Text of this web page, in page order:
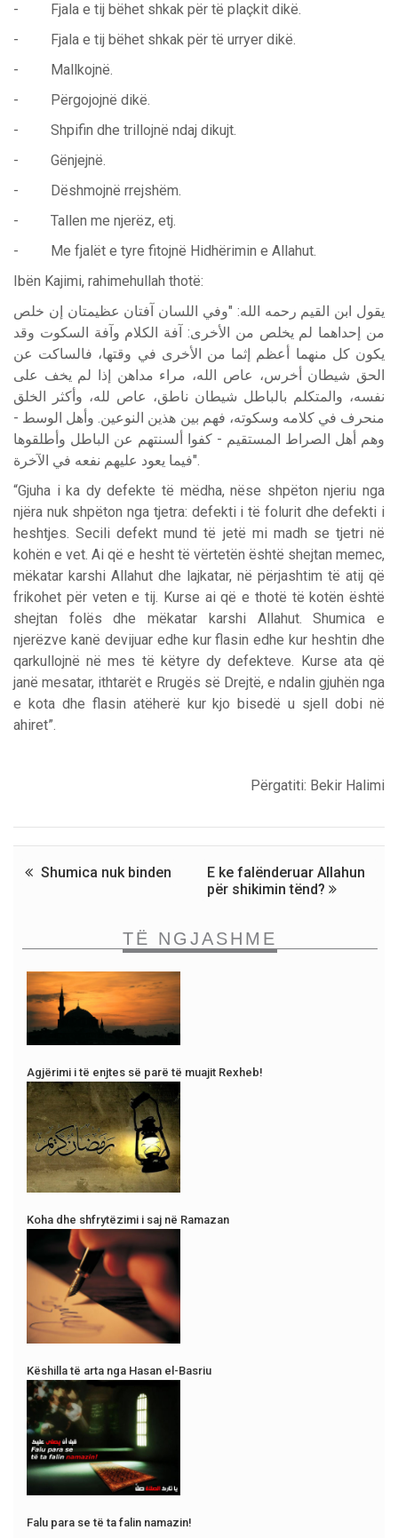
- Fjala e tij bëhet shkak për të plaçkit dikë.
- Fjala e tij bëhet shkak për të urryer dikë.
- Mallkojnë.
- Përgojojnë dikë.
- Shpifin dhe trillojnë ndaj dikujt.
- Gënjejnë.
- Dëshmojnë rrejshëm.
- Tallen me njerëz, etj.
- Me fjalët e tyre fitojnë Hidhërimin e Allahut.
Ibën Kajimi, rahimehullah thotë:
يقول ابن القيم رحمه الله: "وفي اللسان آفتان عظيمتان إن خلص
من إحداهما لم يخلص من الأخرى: آفة الكلام وآفة السكوت وقد
يكون كل منهما أعظم إثما من الأخرى في وقتها، فالساكت عن
الحق شيطان أخرس، عاص الله، مراء مداهن إذا لم يخف على
نفسه، والمتكلم بالباطل شيطان ناطق، عاص لله، وأكثر الخلق
منحرف في كلامه وسكوته، فهم بين هذين النوعين. وأهل الوسط -
وهم أهل الصراط المستقيم - كفوا ألسنتهم عن الباطل وأطلقوها
فيما يعود عليهم نفعه في الآخرة".
“Gjuha i ka dy defekte të mëdha, nëse shpëton njeriu nga
njëra nuk shpëton nga tjetra: defekti i të folurit dhe defekti i
heshtjes. Secili defekt mund të jetë mi madh se tjetri në
kohën e vet. Ai që e hesht të vërtetën është shejtan memec,
mëkatar karshi Allahut dhe lajkatar, në përjashtim të atij që
frikohet për veten e tij. Kurse ai që e thotë të kotën është
shejtan folës dhe mëkatar karshi Allahut. Shumica e
njerëzve kanë devijuar edhe kur flasin edhe kur heshtin dhe
qarkullojnë në mes të këtyre dy defekteve. Kurse ata që
janë mesatar, ithtarët e Rrugës së Drejtë, e ndalin gjuhën nga
e kota dhe flasin atëherë kur kjo bisedë u sjell dobi në
ahiret”.
Përgatiti: Bekir Halimi
Shumica nuk binden
E ke falënderuar Allahun
për shikimin tënd?
TË NGJASHME
Agjërimi i të enjtes së parë të muajit Rexheb!
Koha dhe shfrytëzimi i saj në Ramazan
Këshilla të arta nga Hasan el-Basriu
Falu para se të ta falin namazin!